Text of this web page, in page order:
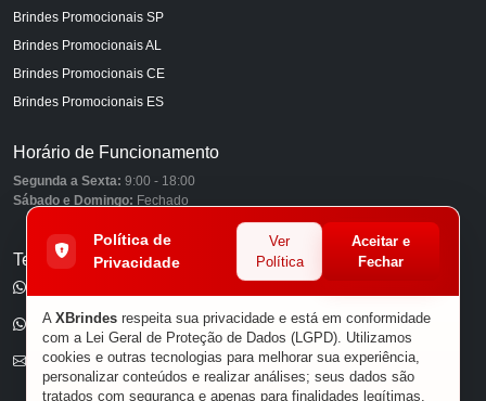
Brindes Promocionais SP
Brindes Promocionais AL
Brindes Promocionais CE
Brindes Promocionais ES
Horário de Funcionamento
Segunda a Sexta: 9:00 - 18:00
Sábado e Domingo: Fechado
Telefones
(11) 96585-7462
E-mail
Política de
Privacidade
Ver
Política
Aceitar e
Fechar
A XBrindes respeita sua privacidade e está em conformidade
com a Lei Geral de Proteção de Dados (LGPD). Utilizamos
cookies e outras tecnologias para melhorar sua experiência,
personalizar conteúdos e realizar análises; seus dados são
tratados com segurança e apenas para finalidades legítimas.